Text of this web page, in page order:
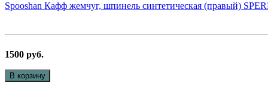
Spooshan Кафф жемчуг, шпинель синтетическая (правый)
1500 руб.
В корзину